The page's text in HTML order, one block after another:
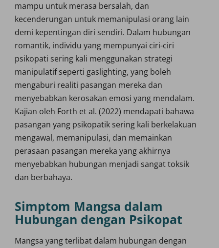
mampu untuk merasa bersalah, dan
kecenderungan untuk memanipulasi orang lain
demi kepentingan diri sendiri. Dalam hubungan
romantik, individu yang mempunyai ciri-ciri
psikopati sering kali menggunakan strategi
manipulatif seperti gaslighting, yang boleh
mengaburi realiti pasangan mereka dan
menyebabkan kerosakan emosi yang mendalam.
Kajian oleh Forth et al. (2022) mendapati bahawa
pasangan yang psikopatik sering kali berkelakuan
mengawal, memanipulasi, dan memainkan
perasaan pasangan mereka yang akhirnya
menyebabkan hubungan menjadi sangat toksik
dan berbahaya.
Simptom Mangsa dalam
Hubungan dengan Psikopat
Mangsa yang terlibat dalam hubungan dengan